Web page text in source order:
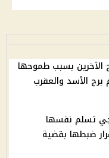
الآخرين بسبب طموحها
برج الأسد والعقرب
تسلم نفسها
بعد قرار ضبطها بقضية